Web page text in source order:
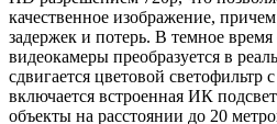
качественное изображение,
задержек и потерь. В темное
видеокамеры преобразуется в
сдвигается цветовой
включается встроенная ИК
объекты на расстоянии до 20